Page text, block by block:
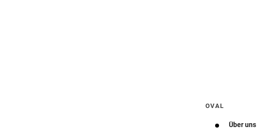
OVAL
Über uns